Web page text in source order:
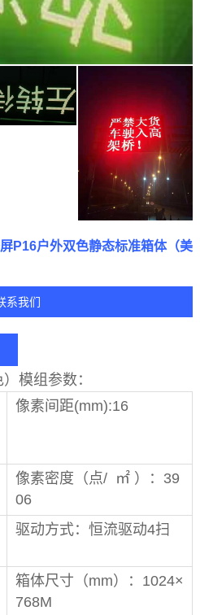
P16户外双色静态标准箱体（美
系我们
模组参数：
像素间距(mm):16
像素密度（点/ ㎡ ）：39
06
驱动方式：恒流驱动4扫
箱体尺寸（mm）：1024×
768M